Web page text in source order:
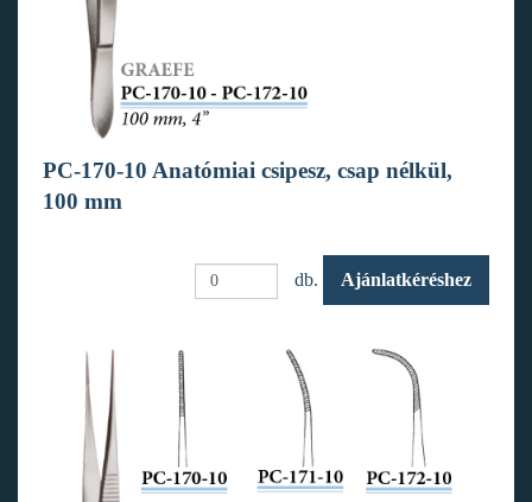
PC-170-10 Anatómiai csipesz, csap nélkül,
100 mm
db. Ajánlatkéréshez